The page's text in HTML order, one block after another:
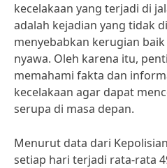
kecelakaan yang terjadi di
adalah kejadian yang tidak
menyebabkan kerugian
nyawa. Oleh karena itu,
memahami fakta dan
kecelakaan agar dapat
serupa di masa depan.
Menurut data dari
setiap hari terjadi rata-rata